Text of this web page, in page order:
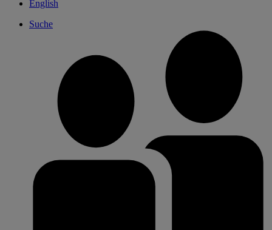
English
Suche